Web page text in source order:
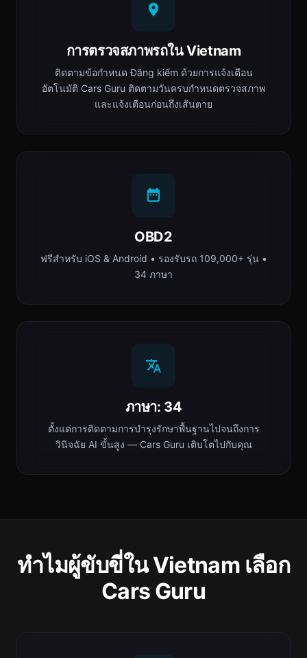
การตรวจสภาพรถใน Vietnam
ติดตามข้อกำหนด Đăng kiểm ด้วยการแจ้งเตือน
อัตโนมัติ Cars Guru ติดตามวันครบกำหนดตรวจสภาพ
และแจ้งเตือนก่อนถึงเส้นตาย
OBD2
ฟรีสำหรับ iOS & Android • รองรับรถ 109,000+ รุ่น •
34 ภาษา
ภาษา: 34
ตั้งแต่การติดตามการบำรุงรักษาพื้นฐานไปจนถึงการ
วินิจฉัย AI ขั้นสูง — Cars Guru เติบโตไปกับคุณ
ทำไมผู้ขับขี่ใน Vietnam เลือก
Cars Guru